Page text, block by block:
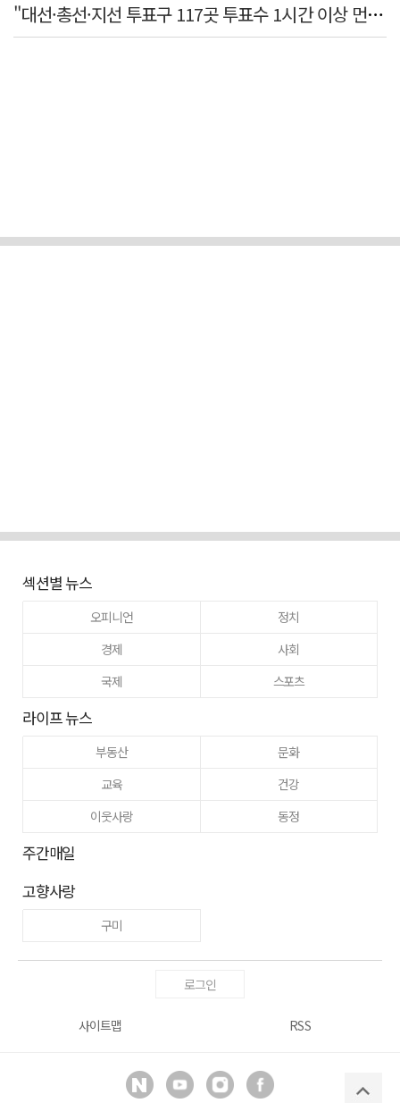
"대선·총선·지선 투표구 117곳 투표수 1시간 이상 먼저 입력"
섹션별 뉴스
오피니언
정치
경제
사회
국제
스포츠
라이프 뉴스
부동산
문화
교육
건강
이웃사랑
동정
주간매일
고향사랑
구미
로그인
사이트맵 RSS